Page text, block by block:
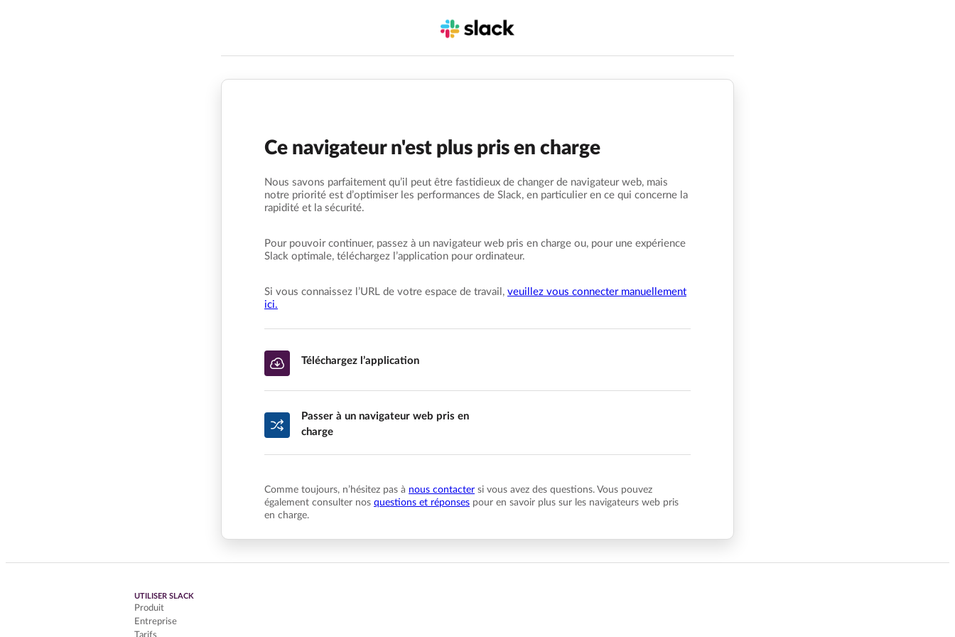
Ce navigateur n'est plus pris en charge
Nous savons parfaitement qu’il peut être fastidieux de changer de navigateur web, mais
notre priorité est d’optimiser les performances de Slack, en particulier en ce qui concerne la
rapidité et la sécurité.
Pour pouvoir continuer, passez à un navigateur web pris en charge ou, pour une expérience
Slack optimale, téléchargez l’application pour ordinateur.
Si vous connaissez l’URL de votre espace de travail, veuillez vous connecter manuellement
ici.
Téléchargez l’application
Passer à un navigateur web pris en
charge
Comme toujours, n’hésitez pas à nous contacter si vous avez des questions. Vous pouvez
également consulter nos questions et réponses pour en savoir plus sur les navigateurs web pris
en charge.
UTILISER SLACK
Produit
Entreprise
Tarifs